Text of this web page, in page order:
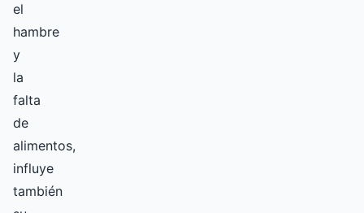
el
hambre
y
la
falta
de
alimentos,
influye
también